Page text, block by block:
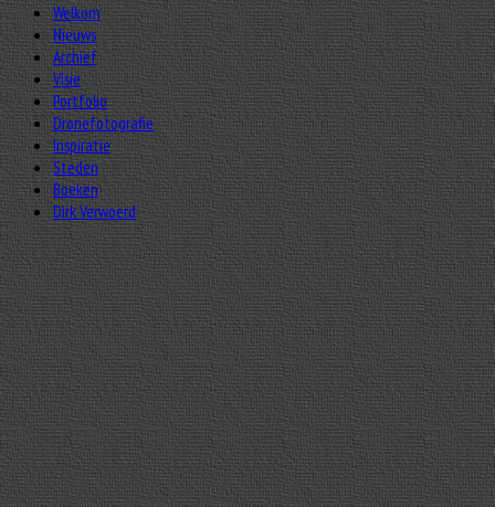
Welkom
Nieuws
Archief
Visie
Portfolio
Dronefotografie
Inspiratie
Steden
Boeken
Dirk Verwoerd